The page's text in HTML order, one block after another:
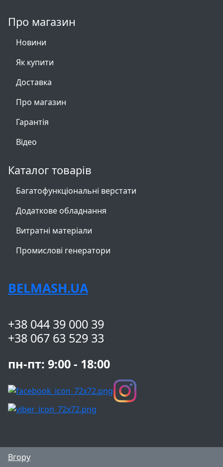
Про магазин
Новини
Як купити
Доставка
Про магазин
Гарантія
Відео
Каталог товарів
Багатофункціональні верстати
Додаткове обладнання
Витратні матеріали
Промислові генератори
BELMASH.UA
+38 044 39 000 39
+38 067 63 529 33
пн-пт: 9:00 - 18:00
Вгору